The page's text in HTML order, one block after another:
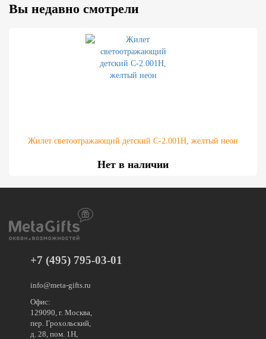
Вы недавно смотрели
Жилет светоотражающий детский С-2.001Н, желтый неон
Нет в наличии
+7 (495) 795-03-01
info@meta-gifts.ru
Офис:
129090, г. Москва,
пер. Грохольский,
д. 28, пом. 1Н,